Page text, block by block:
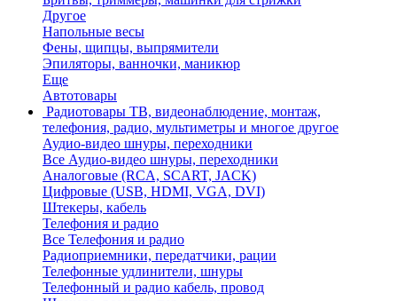
Другое
Напольные весы
Фены, щипцы, выпрямители
Эпиляторы, ванночки, маникюр
Еще
Автотовары
Радиотовары ТВ, видеонаблюдение, монтаж,
телефония, радио, мультиметры и многое другое
Аудио-видео шнуры, переходники
Все Аудио-видео шнуры, переходники
Аналоговые (RCA, SCART, JACK)
Цифровые (USB, HDMI, VGA, DVI)
Штекеры, кабель
Телефония и радио
Все Телефония и радио
Радиоприемники, передатчики, рации
Телефонные удлинители, шнуры
Телефонный и радио кабель, провод